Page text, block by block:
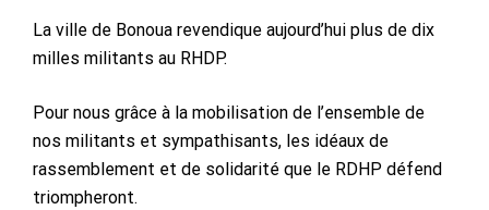
La ville de Bonoua revendique aujourd’hui plus de dix
milles militants au RHDP.
Pour nous grâce à la mobilisation de l’ensemble de
nos militants et sympathisants, les idéaux de
rassemblement et de solidarité que le RDHP défend
triompheront.